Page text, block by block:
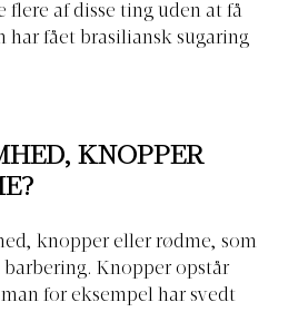
flere af disse ting uden at få
har fået brasiliansk sugaring
KNOPPER
knopper eller rødme, som
Knopper opstår
for eksempel har svedt